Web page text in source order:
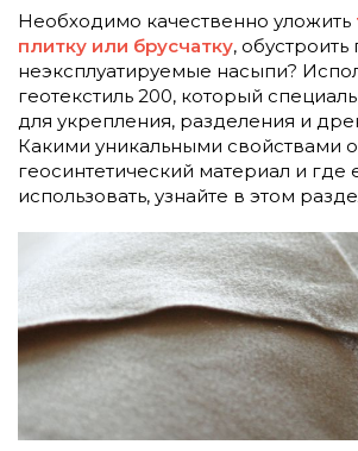
Необходимо качественно уложить
плитку или брусчатку,
неэксплуатируемые насыпи?
геотекстиль 200, который
для укрепления, разделения и
Какими уникальными свойствами
геосинтетический материал и где
использовать, узнайте в этом